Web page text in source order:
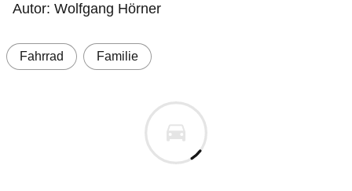
Autor: Wolfgang Hörner
Fahrrad Familie